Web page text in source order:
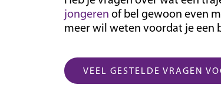
jongeren of bel gewoon even
meer wil weten voordat je een
VEEL GESTELDE VRAGEN